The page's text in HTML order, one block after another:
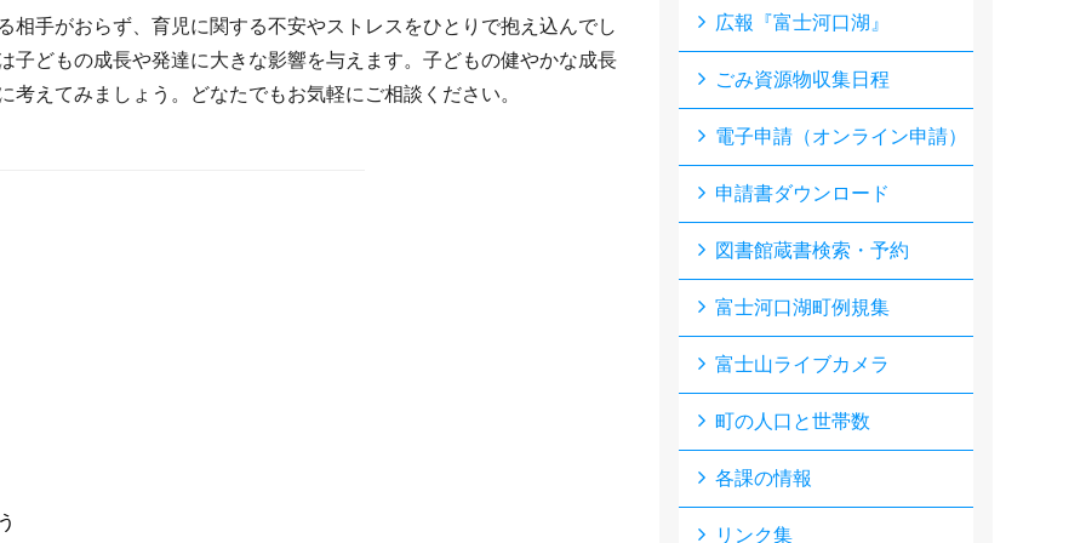
手がおらず、育児に関する不安やストレスをひとりで抱え込んでし
子どもの成長や発達に大きな影響を与えます。子どもの健やかな成長
えてみましょう。どなたでもお気軽にご相談ください。
広報『富士河口湖』
ごみ資源物収集日程
電子申請（オンライン申請）
申請書ダウンロード
図書館蔵書検索・予約
富士河口湖町例規集
富士山ライブカメラ
町の人口と世帯数
各課の情報
リンク集